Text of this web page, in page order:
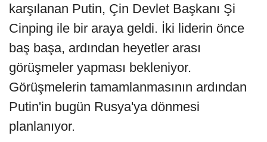
karşılanan Putin, Çin Devlet Başkanı Şi
Cinping ile bir araya geldi. İki liderin önce
baş başa, ardından heyetler arası
görüşmeler yapması bekleniyor.
Görüşmelerin tamamlanmasının ardından
Putin'in bugün Rusya'ya dönmesi
planlanıyor.